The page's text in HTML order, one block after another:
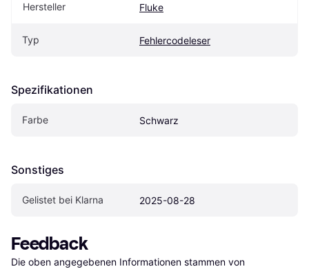
Hersteller Fluke
Typ Fehlercodeleser
Spezifikationen
Farbe Schwarz
Sonstiges
Gelistet bei Klarna 2025-08-28
Feedback
Die oben angegebenen Informationen stammen von